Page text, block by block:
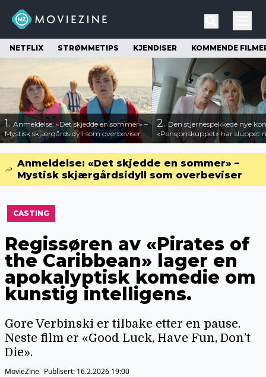
NETFLIX STRØMMETIPS KJENDISER KOMMENDE
1.Anmeldelse: «Det skjedde en sommer» –
Mystisk skjærgårdsidyll som overbeviser
2. Den stjernespekkede nye
«Pensjonskuppet» har sluppet
Anmeldelse: «Det skjedde en sommer» –
Mystisk skjærgårdsidyll som overbeviser
CASTING
Regissøren av «Pirates of
the Caribbean» lager en
apokalyptisk komedie om
kunstig intelligens.
Gore Verbinski er tilbake etter en pause.
Neste film er «Good Luck, Have Fun, Don’t
Die».
MovieZine Publisert: 16.2.2026 19:00